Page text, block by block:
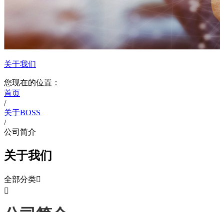
关于我们
您现在的位置：
首页
/
关于BOSS
/
公司简介
关于我们
全部分类
